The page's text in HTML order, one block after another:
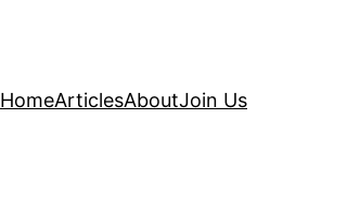
HomeArticlesAboutJoin Us